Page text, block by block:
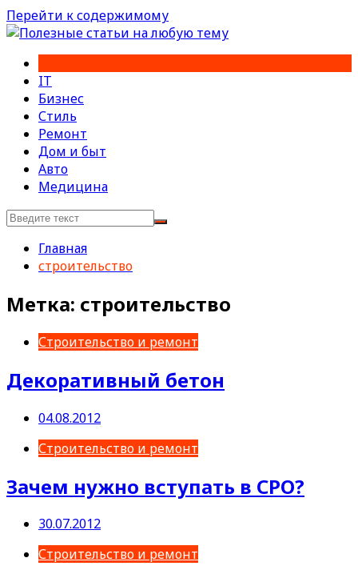
Перейти к содержимому
IT
Бизнес
Стиль
Ремонт
Дом и быт
Авто
Медицина
Главная
строительство
Метка: строительство
Строительство и ремонт
Декоративный бетон
04.08.2012
Строительство и ремонт
Зачем нужно вступать в СРО?
30.07.2012
Строительство и ремонт